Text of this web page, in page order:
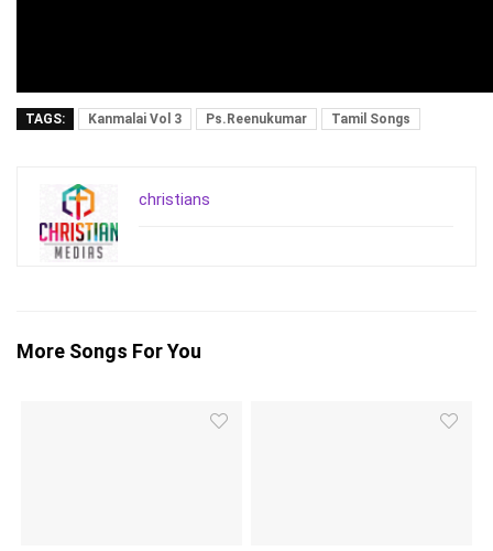
TAGS: Kanmalai Vol 3 Ps.Reenukumar Tamil Songs
christians
More Songs For You